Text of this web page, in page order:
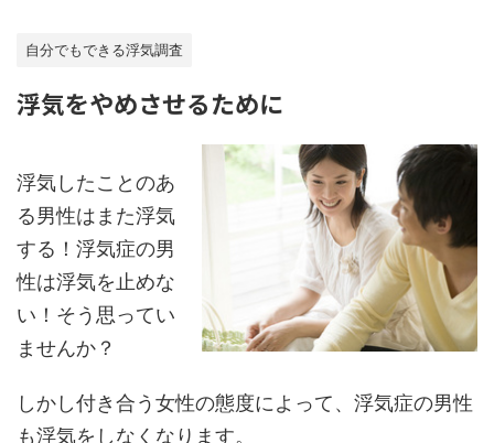
自分でもできる浮気調査
浮気をやめさせるために
浮気したことのあ
る男性はまた浮気
する！浮気症の男
性は浮気を止めな
い！そう思ってい
ませんか？
しかし付き合う女性の態度によって、浮気症の男性
も浮気をしなくなります。